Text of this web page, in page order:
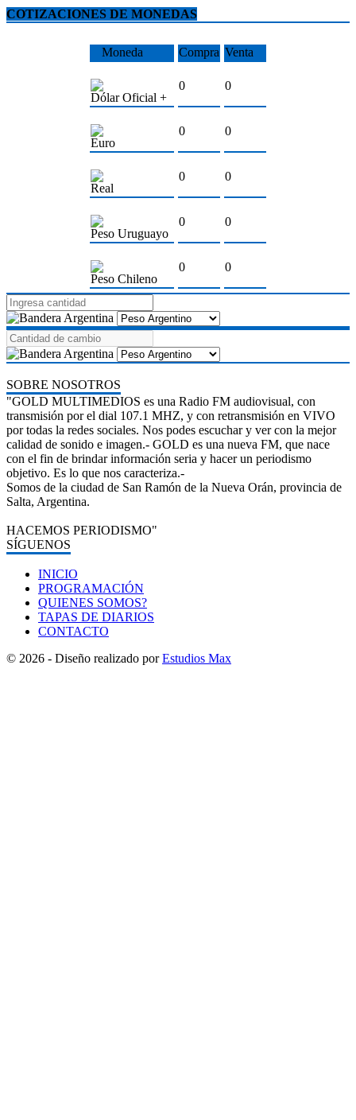
COTIZACIONES DE MONEDAS
Moneda Compra Venta
Dólar Oficial +
0 0
Euro
0 0
Real
0 0
Peso Uruguayo
0 0
Peso Chileno
0 0
SOBRE NOSOTROS
"GOLD MULTIMEDIOS es una Radio FM audiovisual, con
transmisión por el dial 107.1 MHZ, y con retransmisión en VIVO
por todas la redes sociales. Nos podes escuchar y ver con la mejor
calidad de sonido e imagen.- GOLD es una nueva FM, que nace
con el fin de brindar información seria y hacer un periodismo
objetivo. Es lo que nos caracteriza.-
Somos de la ciudad de San Ramón de la Nueva Orán, provincia de
Salta, Argentina.
HACEMOS PERIODISMO"
SÍGUENOS
INICIO
PROGRAMACIÓN
QUIENES SOMOS?
TAPAS DE DIARIOS
CONTACTO
© 2026 - Diseño realizado porEstudios Max